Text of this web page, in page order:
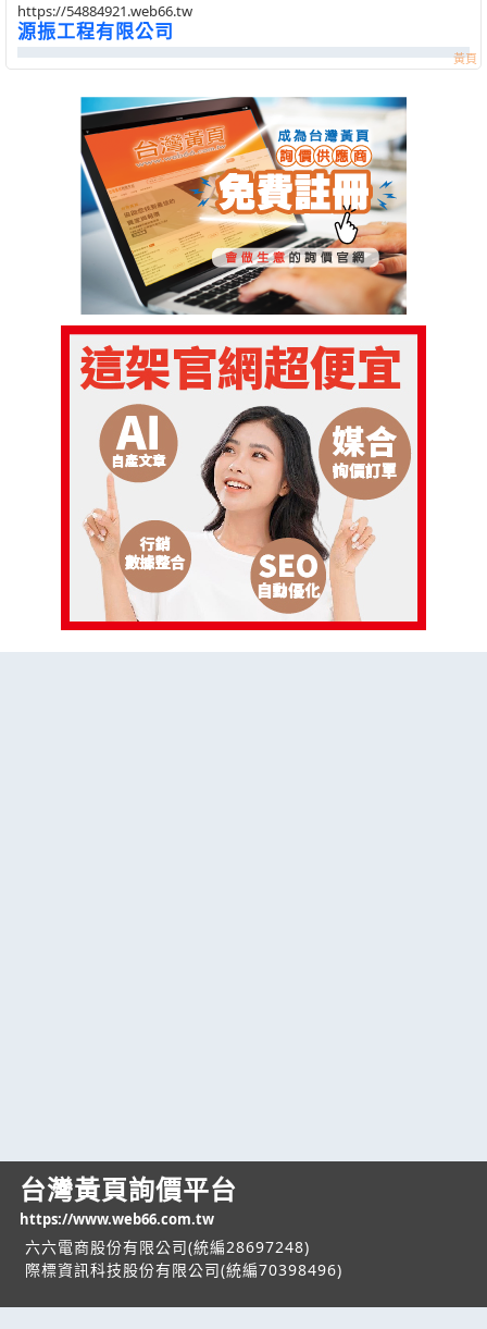
https://54884921.web66.tw
源振工程有限公司
台灣黃頁詢價平台
https://www.web66.com.tw
六六電商股份有限公司(統編28697248)
際標資訊科技股份有限公司(統編70398496)